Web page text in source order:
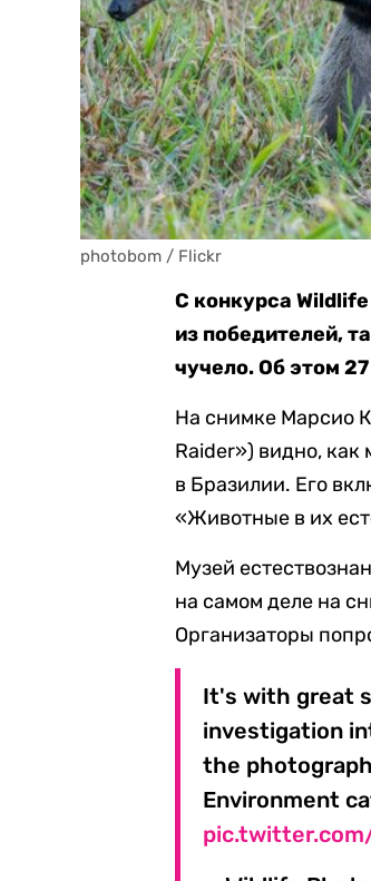
photobom / Flickr
С конкурса
из победителей,
чучело. Об этом
На снимке Марсио
Raider») видно, как
в Бразилии. Его
«Животные в их
Музей
на самом деле на
Организаторы
It's with great
investigation
the
Environment